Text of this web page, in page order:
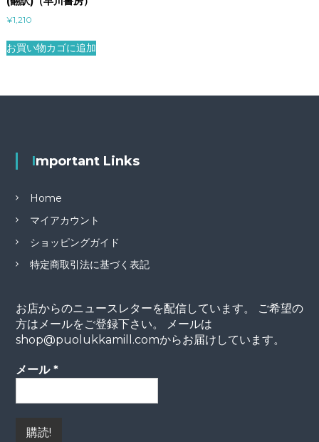
¥1,210
お買い物カゴに追加
Important Links
Home
マイアカウント
ショッピングガイド
特定商取引法に基づく表記
お店からのニュースレターを配信しています。 ご希望の
方はメールをご登録下さい。 メールは
shop@puolukkamill.comからお届けしています。
メール *